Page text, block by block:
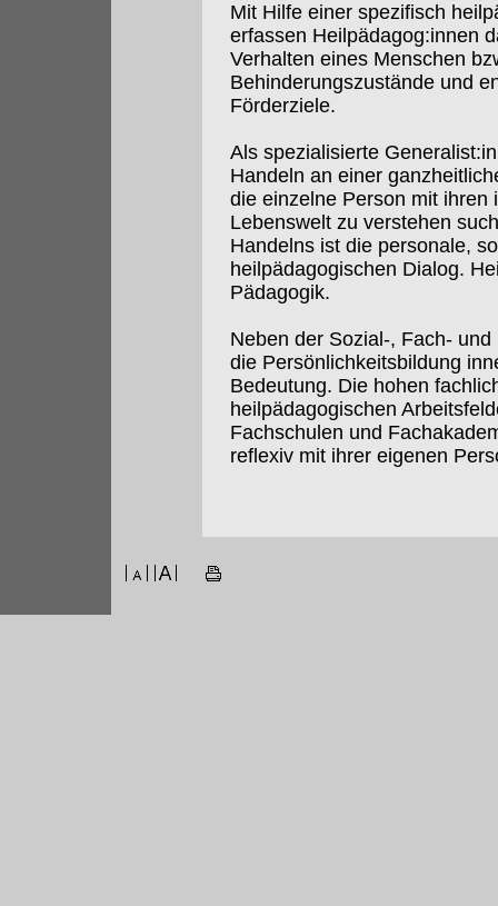
Mit Hilfe einer spezifisch
erfassen Heilpädagog:innen
Verhalten eines Menschen
Behinderungszustände und
Förderziele.
Als spezialisierte
Handeln an einer
die einzelne Person mit ihren
Lebenswelt zu verstehen
Handelns ist die personale,
heilpädagogischen Dialog.
Pädagogik.
Neben der Sozial-, Fach-
die Persönlichkeitsbildung
Bedeutung. Die hohen
heilpädagogischen
Fachschulen und
reflexiv mit ihrer eigenen